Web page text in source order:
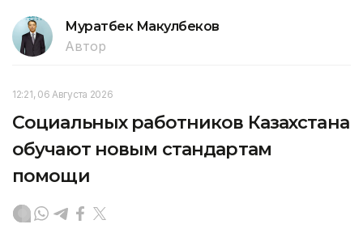
Муратбек Макулбеков
Автор
12:21, 06 Августа 2026
Социальных работников Казахстана
обучают новым стандартам
помощи